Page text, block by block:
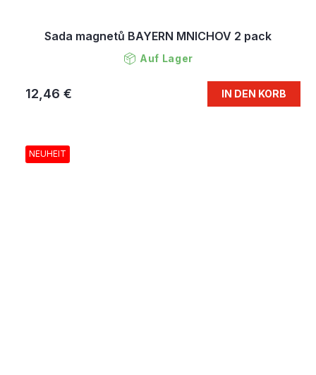
Sada magnetů BAYERN MNICHOV 2 pack
Auf Lager
12,46 € IN DEN KORB
NEUHEIT